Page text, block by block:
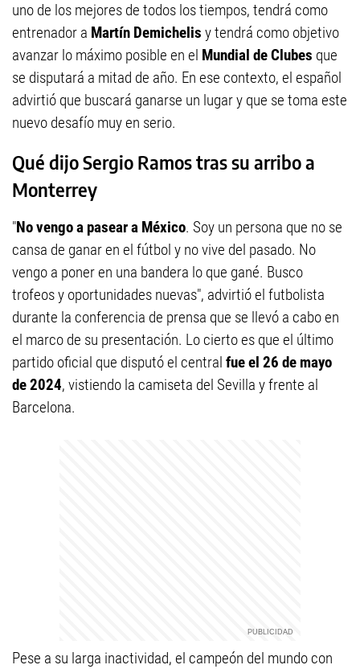
uno de los mejores de todos los tiempos, tendrá como
entrenador a Martín Demichelis y tendrá como objetivo
avanzar lo máximo posible en el Mundial de Clubes que
se disputará a mitad de año. En ese contexto, el español
advirtió que buscará ganarse un lugar y que se toma este
nuevo desafío muy en serio.
Qué dijo Sergio Ramos tras su arribo a
Monterrey
"No vengo a pasear a México. Soy un persona que no se
cansa de ganar en el fútbol y no vive del pasado. No
vengo a poner en una bandera lo que gané. Busco
trofeos y oportunidades nuevas", advirtió el futbolista
durante la conferencia de prensa que se llevó a cabo en
el marco de su presentación. Lo cierto es que el último
partido oficial que disputó el central fue el 26 de mayo
de 2024, vistiendo la camiseta del Sevilla y frente al
Barcelona.
Pese a su larga inactividad, el campeón del mundo con